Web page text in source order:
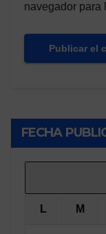
navegador para
FECHA
L M